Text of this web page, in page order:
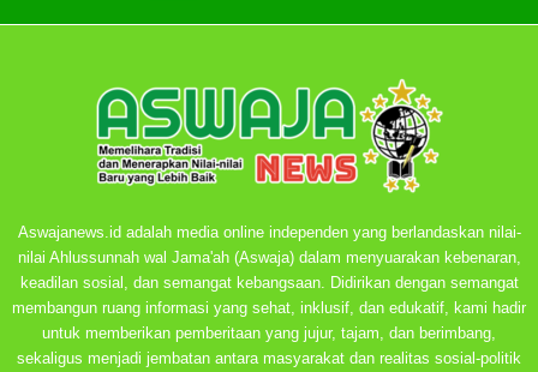
Aswajanews.id adalah media online independen yang berlandaskan nilai-
nilai Ahlussunnah wal Jama'ah (Aswaja) dalam menyuarakan kebenaran,
keadilan sosial, dan semangat kebangsaan. Didirikan dengan semangat
membangun ruang informasi yang sehat, inklusif, dan edukatif, kami hadir
untuk memberikan pemberitaan yang jujur, tajam, dan berimbang,
sekaligus menjadi jembatan antara masyarakat dan realitas sosial-politik